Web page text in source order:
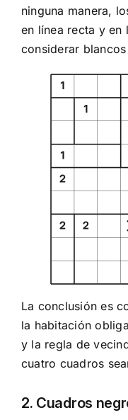
ninguna manera,
en línea recta y en
considerar
La conclusión es
la habitación
y la regla de
cuatro cuadros
2. Cuadros